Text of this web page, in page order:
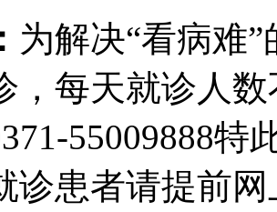
为解决“看病难
，每天就诊人
55009888特
诊患者请提前